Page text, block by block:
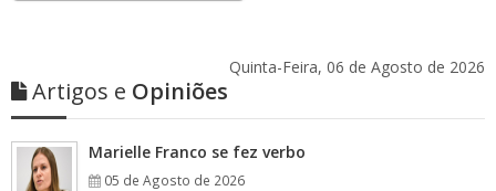
Quinta-Feira, 06 de Agosto de 2026
Artigos e Opiniões
Marielle Franco se fez verbo
05 de Agosto de 2026